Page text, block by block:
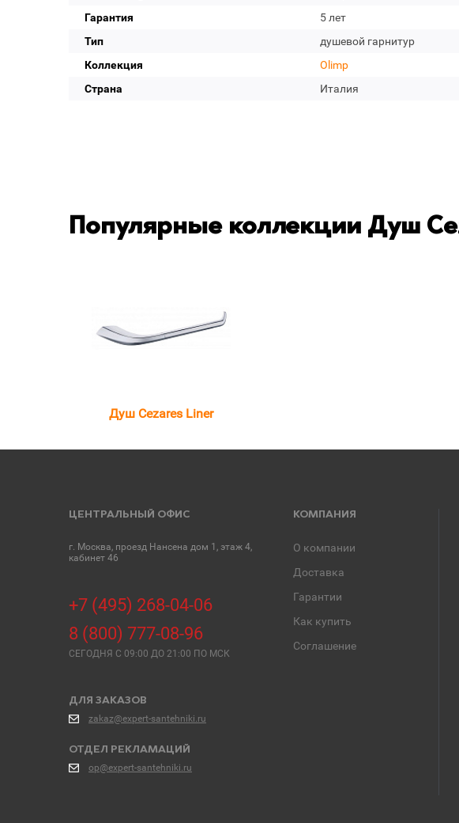
Гарантия
5 лет
Тип
душевой гарнитур
Коллекция
Olimp
Страна
Италия
Популярные коллекции Душ
Душ Cezares Liner
ЦЕНТРАЛЬНЫЙ ОФИС
г. Москва, проезд Нансена дом 1, этаж 4,
кабинет 46
+7 (495) 268-04-06
8 (800) 777-08-96
СЕГОДНЯ C 09:00 ДО 21:00 ПО МСК
ДЛЯ ЗАКАЗОВ
zakaz@expert-santehniki.ru
ОТДЕЛ РЕКЛАМАЦИЙ
op@expert-santehniki.ru
КОМПАНИЯ
О компании
Доставка
Гарантии
Как купить
Соглашение